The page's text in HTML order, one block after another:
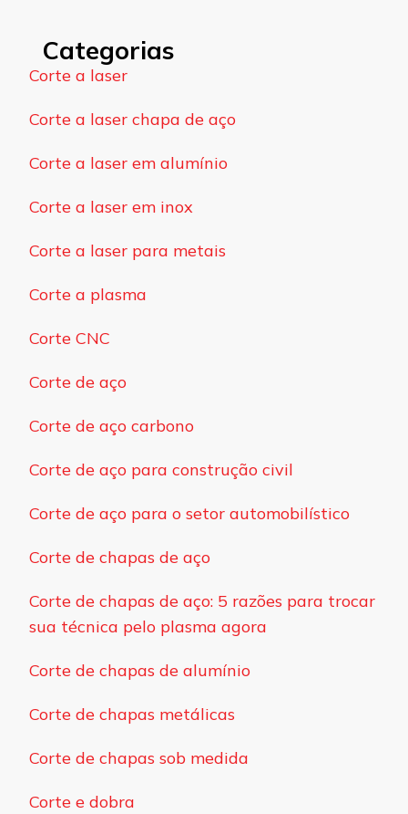
Categorias
Corte a laser
Corte a laser chapa de aço
Corte a laser em alumínio
Corte a laser em inox
Corte a laser para metais
Corte a plasma
Corte CNC
Corte de aço
Corte de aço carbono
Corte de aço para construção civil
Corte de aço para o setor automobilístico
Corte de chapas de aço
Corte de chapas de aço: 5 razões para trocar
sua técnica pelo plasma agora
Corte de chapas de alumínio
Corte de chapas metálicas
Corte de chapas sob medida
Corte e dobra